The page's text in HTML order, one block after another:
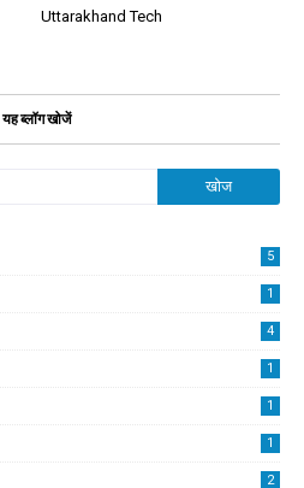
Uttarakhand Tech
यह ब्लॉग खोजें
5
1
4
1
1
1
2